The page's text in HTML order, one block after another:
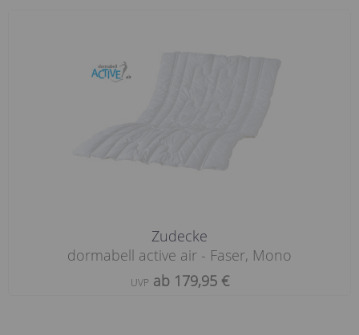
Zudecke
dormabell active air - Faser, Mono
UVPab 179,95 €